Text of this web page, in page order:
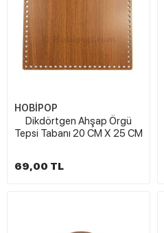
HOBİPOP
Dikdörtgen Ahşap Örgü
Tepsi Tabanı 20 CM X 25 CM
69,00 TL